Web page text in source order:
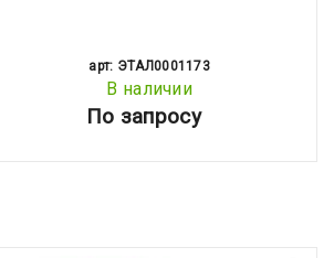
арт: ЭТАЛ0001173
В наличии
По запросу